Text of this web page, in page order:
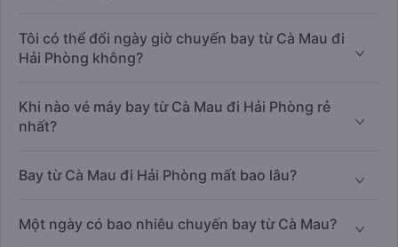
Tôi có thể đổi ngày giờ chuyến bay từ Cà Mau đi
Hải Phòng không?
Khi nào vé máy bay từ Cà Mau đi Hải Phòng rẻ
nhất?
Bay từ Cà Mau đi Hải Phòng mất bao lâu?
Một ngày có bao nhiêu chuyến bay từ Cà Mau?